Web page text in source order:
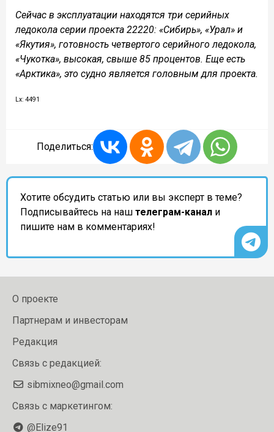
Сейчас в эксплуатации находятся три серийных
ледокола серии проекта 22220: «Сибирь», «Урал» и
«Якутия», готовность четвертого серийного ледокола,
«Чукотка», высокая, свыше 85 процентов. Еще есть
«Арктика», это судно является головным для проекта.
Lx: 4491
Поделиться:
Хотите обсудить статью или вы эксперт в теме?
Подписывайтесь на наш телеграм-канал и
пишите нам в комментариях!
О проекте
Партнерам и инвесторам
Редакция
Связь с редакцией:
sibmixneo@gmail.com
Связь с маркетингом:
@Elize91